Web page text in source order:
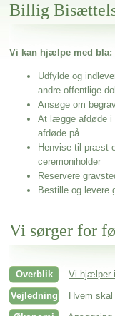
Billig
Vi kan hjælpe med bla:
Udfylde og
andre offentlige
Ansøge om
At lægge afdøde
afdøde på
Henvise til præst
ceremoniholder
Reservere
Bestille og levere
Vi sørger for
Overblik
Vi hjælper
Vejledning
Hvem